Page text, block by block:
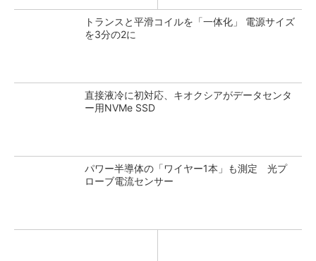
トランスと平滑コイルを「一体化」 電源サイズ
を3分の2に
直接液冷に初対応、キオクシアがデータセンタ
ー用NVMe SSD
パワー半導体の「ワイヤー1本」も測定 光プ
ローブ電流センサー